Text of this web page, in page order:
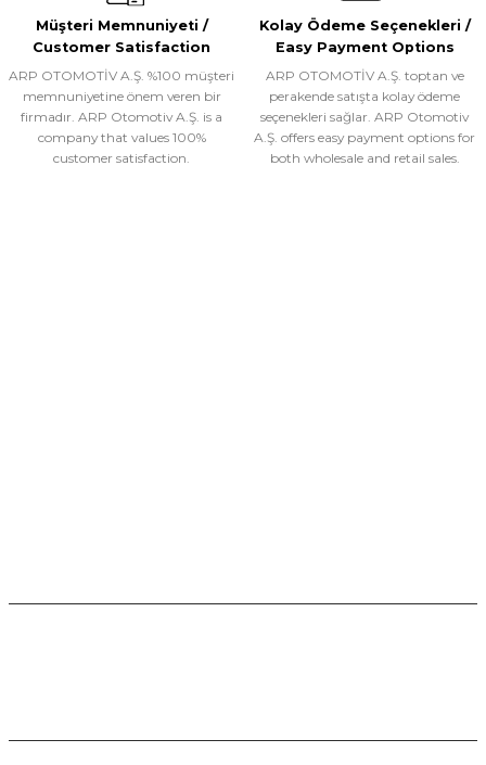
Müşteri Memnuniyeti /
Customer Satisfaction
ARP OTOMOTİV A.Ş. %100 müşteri
memnuniyetine önem veren bir
firmadır. ARP Otomotiv A.Ş. is a
company that values 100%
customer satisfaction.
Kolay Ödeme Seçenekleri /
Easy Payment Options
ARP OTOMOTİV A.Ş. toptan ve
perakende satışta kolay ödeme
seçenekleri sağlar. ARP Otomotiv
A.Ş. offers easy payment options for
both wholesale and retail sales.